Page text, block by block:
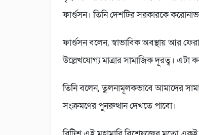
ফার্গুসন। তিনি দেশটির সরকারকে
ফার্গুসন বলেন, স্বাভাবিক অবস্থায় আর
উল্লেখযোগ্য মাত্রার সামাজিক দূরত্ব। এটা
তিনি বলেন, তুলনামূলকভাবে আমাদের
সংক্রমণের পুনরুত্থান দেখতে পাবো।